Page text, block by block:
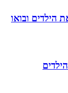
ובואו